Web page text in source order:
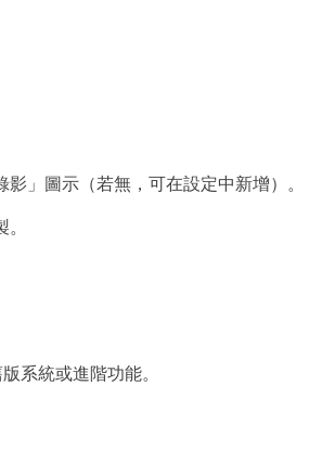
」圖示（若無，可在設定中新增）。
版系統或進階功能。